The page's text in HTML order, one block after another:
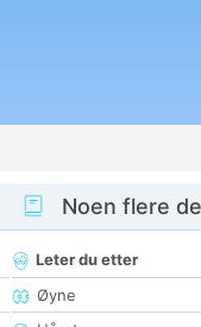
Noen flere
Leter du etter
Øyne